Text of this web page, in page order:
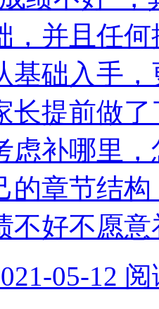
，并且任
基础入手
长提前做
虑补哪里
的章节结
不好不愿
05-12 阅